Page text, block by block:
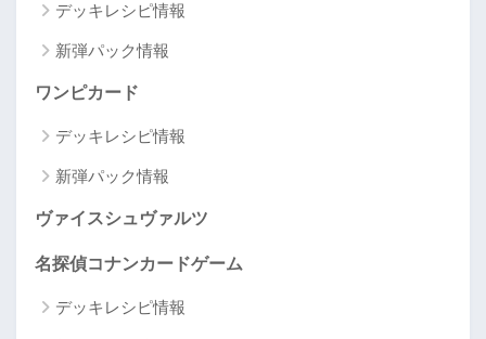
デッキレシピ情報
新弾パック情報
ワンピカード
デッキレシピ情報
新弾パック情報
ヴァイスシュヴァルツ
名探偵コナンカードゲーム
デッキレシピ情報